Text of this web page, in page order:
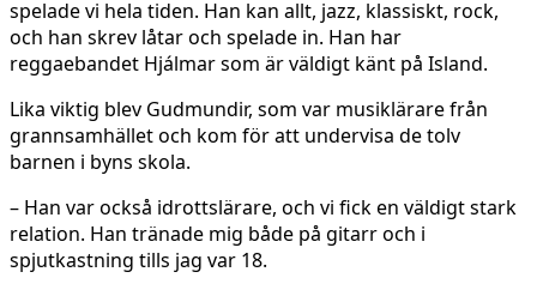
spelade vi hela tiden. Han kan allt, jazz, klassiskt, rock,
och han skrev låtar och spelade in. Han har
reggaebandet Hjálmar som är väldigt känt på Island.
Lika viktig blev Gudmundir, som var musiklärare från
grannsamhället och kom för att undervisa de tolv
barnen i byns skola.
– Han var också idrottslärare, och vi fick en väldigt stark
relation. Han tränade mig både på gitarr och i
spjutkastning tills jag var 18.